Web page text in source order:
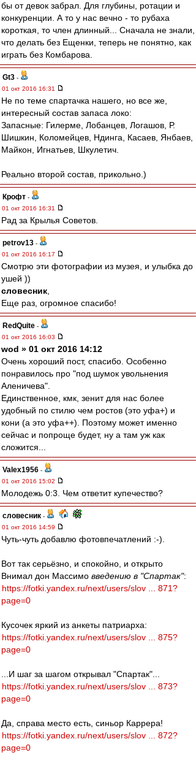
бы от девок забрал. Для глубины, ротации и
конкуренции. А то у нас вечно - то рубаха
короткая, то член длинный... Сначала не знали,
что делать без Ещенки, теперь не понятно, как
играть без Комбарова.
Gt3 -
01 окт 2016 16:31
Не по теме спартачка нашего, но все же,
интересный состав запаса локо:
Запасные: Гилерме, Лобанцев, Логашов, Р.
Шишкин, Коломейцев, Ндинга, Касаев, Янбаев,
Майкон, Игнатьев, Шкулетич.
Реально второй состав, прикольно.)
Крофт -
01 окт 2016 16:31
Рад за Крылья Советов.
petrov13 -
01 окт 2016 16:17
Смотрю эти фотографии из музея, и улыбка до
ушей ))
словесник
Еще раз, огромное спасибо!
RedQuite -
01 окт 2016 16:03
wod » 01 окт 2016 14:12
Очень хороший пост, спасибо. Особенно
понравилось про "под шумок увольнения
Аленичева".
Единственное, кмк, зенит для нас более
удобный по стилю чем ростов (это уфа+) и
кони (а это уфа++). Поэтому может именно
сейчас и попроще будет, ну а там уж как
сложится...
Valex1956 -
01 окт 2016 15:02
Молодежь 0:3. Чем ответит купечество?
словесник -
01 окт 2016 14:59
Чуть-чуть добавлю фотовпечатлений :-).
Вот так серьёзно, и спокойно, и открыто
Внимал дон Массимо введению в "Спартак":
https://fotki.yandex.ru/next/users/slov ... 871?
page=0
Кусочек яркий из анкеты патриарха:
https://fotki.yandex.ru/next/users/slov ... 875?
page=0
...И шаг за шагом открывал "Спартак"...
https://fotki.yandex.ru/next/users/slov ... 873?
page=0
Да, справа место есть, синьор Каррера!
https://fotki.yandex.ru/next/users/slov ... 872?
page=0